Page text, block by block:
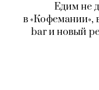
Едим не
в «Кофемании»,
bar и новый